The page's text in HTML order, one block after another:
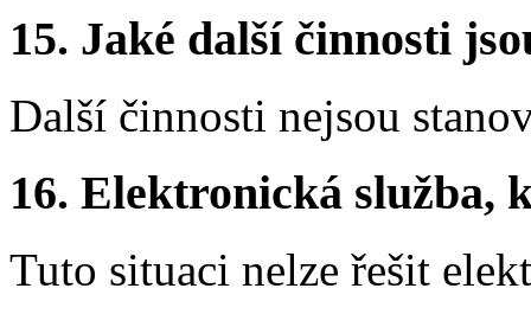
15. Jaké další činnosti
Další činnosti nejsou
16. Elektronická služba,
Tuto situaci nelze řešit